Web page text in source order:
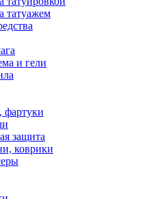
татуажем
и гели
фартуки
защита
коврики